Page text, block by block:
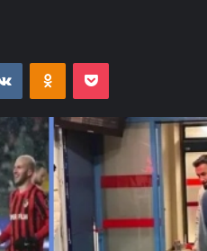
VKontakteOdnoklassniki
Pocket